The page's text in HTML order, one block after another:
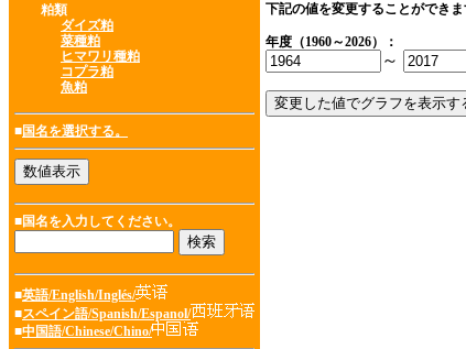
粕類
ダイズ粕
菜種粕
ヒマワリ種粕
コプラ粕
魚粕
■国名を選択する。
■国名を入力してください。
■英語/English/Inglés/
■スペイン語/Spanish/Espanol/
■中国語/Chinese/Chino/
下記の値を変更することができま
年度（1960～2026）：
～